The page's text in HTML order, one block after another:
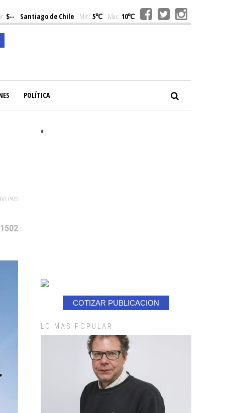
$-- Santiago de Chile Min: 5℃ Max: 10℃
POLÍTICA
#
COTIZAR PUBLICACION
LO MAS POPULAR